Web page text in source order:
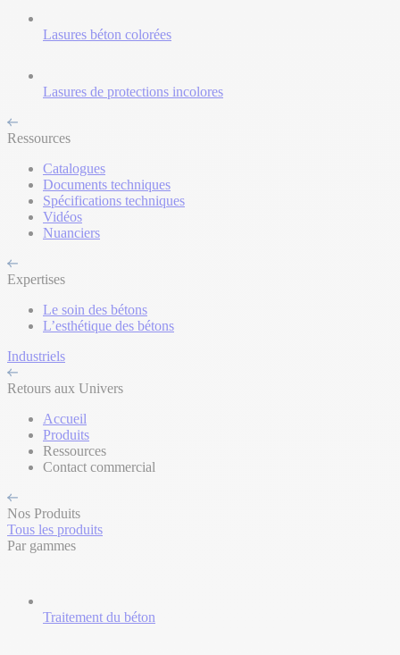
Lasures béton colorées
Lasures de protections incolores
Ressources
Catalogues
Documents techniques
Spécifications techniques
Vidéos
Nuanciers
Expertises
Le soin des bétons
L’esthétique des bétons
Industriels
Retours aux Univers
Accueil
Produits
Ressources
Contact commercial
Nos Produits
Tous les produits
Par gammes
Traitement du béton